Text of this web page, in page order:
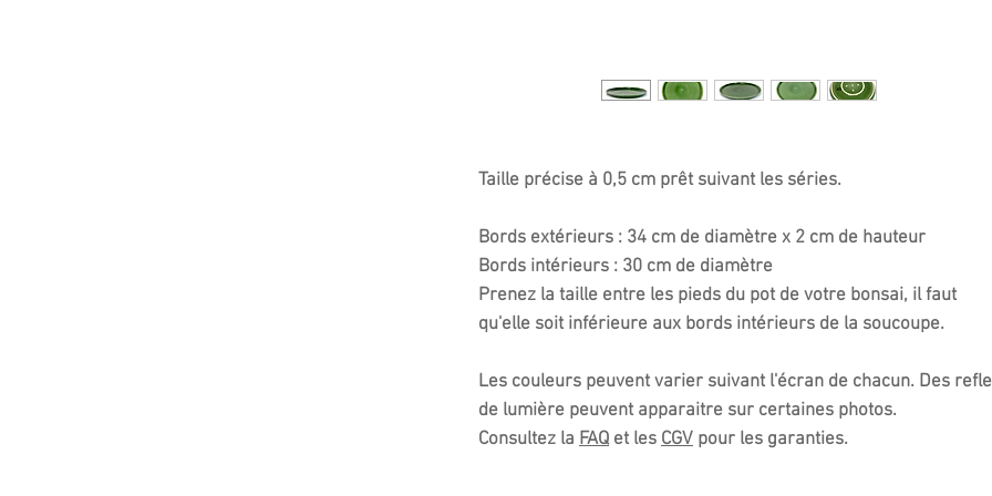
Taille précise à 0,5 cm prêt suivant les séries.
Bords extérieurs : 34 cm de diamètre x 2 cm de hauteur
Bords intérieurs : 30 cm de diamètre
Prenez la taille entre les pieds du pot de votre bonsai, il faut
qu'elle soit inférieure aux bords intérieurs de la soucoupe.
Les couleurs peuvent varier suivant l'écran de chacun. Des
de lumière peuvent apparaitre sur certaines photos.
Consultez la FAQet les CGV pour les garanties.